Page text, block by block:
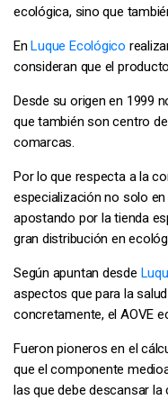
ecológica, sino que
EnLuque Ecológico
consideran que el
Desde su origen en 1999
que también son centro
comarcas.
Por lo que respecta a la
especialización no solo
apostando por la tienda
gran distribución en
Según apuntan desde
aspectos que para la
concretamente, el AOVE
Fueron pioneros en el
que el componente
las que debe descansar